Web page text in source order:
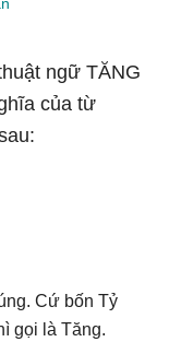
ngữ TĂNG
của từ
Cứ bốn Tỷ
gọi là Tăng.